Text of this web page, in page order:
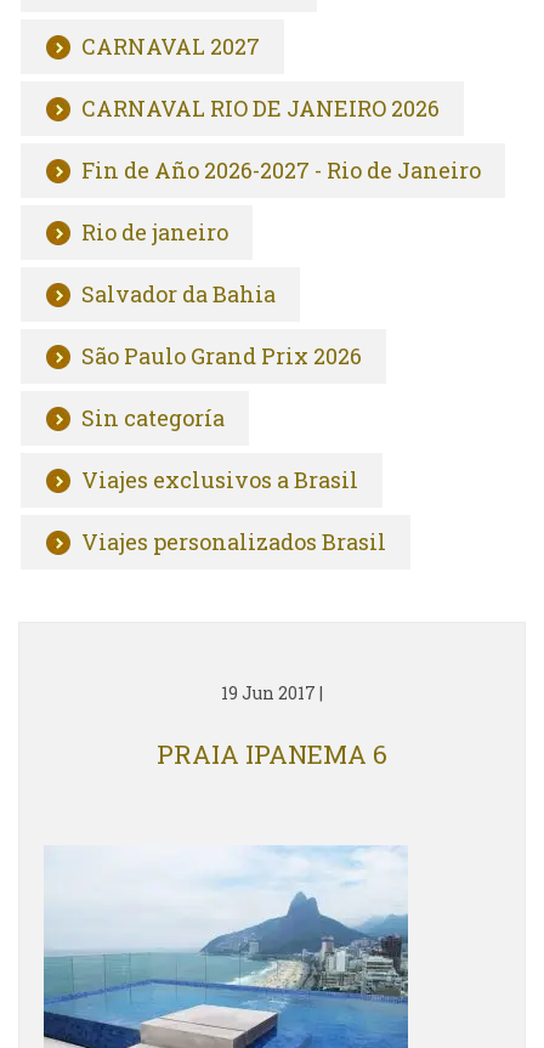
CARNAVAL 2027
CARNAVAL RIO DE JANEIRO 2026
Fin de Año 2026-2027 - Rio de Janeiro
Rio de janeiro
Salvador da Bahia
São Paulo Grand Prix 2026
Sin categoría
Viajes exclusivos a Brasil
Viajes personalizados Brasil
19 Jun 2017 |
PRAIA IPANEMA 6